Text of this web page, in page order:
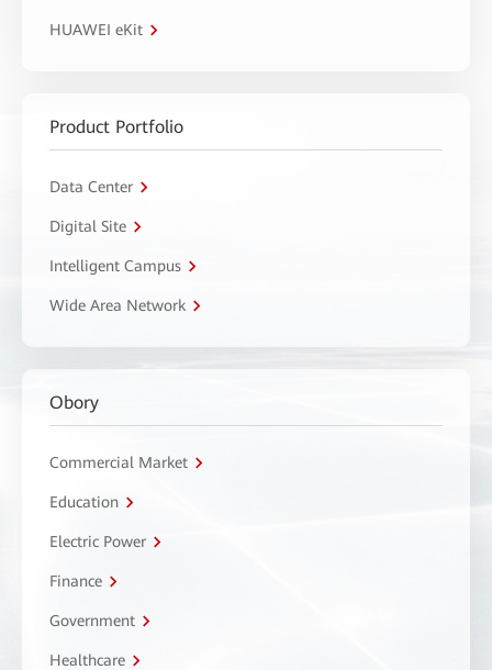
HUAWEI eKit
Product Portfolio
Data Center
Digital Site
Intelligent Campus
Wide Area Network
Obory
Commercial Market
Education
Electric Power
Finance
Government
Healthcare